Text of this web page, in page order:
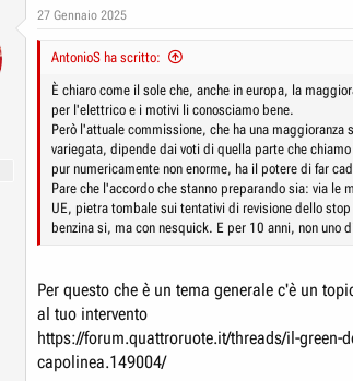
27 Gennaio 2025
AntonioS ha scritto:
È chiaro come il sole che, anche in europa, la
per l'elettrico e i motivi li conosciamo bene.
Però l'attuale commissione, che ha una
variegata, dipende dai voti di quella parte che
pur numericamente non enorme, ha il potere di far
Pare che l'accordo che stanno preparando sia: via le
UE, pietra tombale sui tentativi di revisione dello
benzina si, ma con nesquick. E per 10 anni, non uno
Per questo che è un tema generale c'è un
al tuo intervento
https://forum.quattroruote.it/threads/il-green-
capolinea.149004/